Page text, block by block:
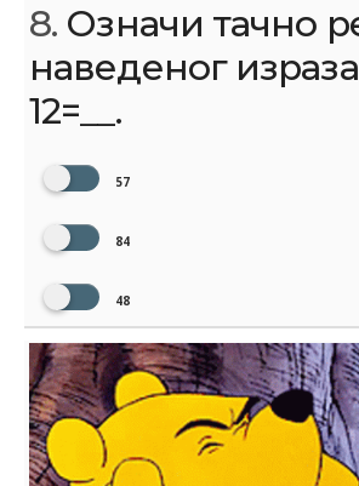
8. Означи тачно
наведеног
12=__.
57
84
48